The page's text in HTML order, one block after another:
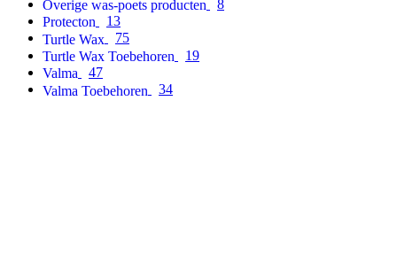
Overige was-poets producten
8
Protecton
13
Turtle Wax
75
Turtle Wax Toebehoren
19
Valma
47
Valma Toebehoren
34